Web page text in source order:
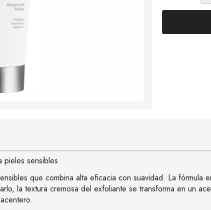
pieles sensibles
que combina alta eficacia con suavidad. La fórmula
la textura cremosa del exfoliante se transforma en un